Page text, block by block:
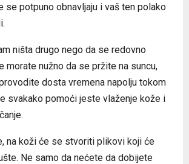
se potpuno obnavljaju i vaš ten polako
ništa drugo nego da se redovno
morate nužno da se pržite na suncu,
dosta vremena napolju tokom
svakako pomoći jeste vlaženje kože i
na koži će se stvoriti plikovi koji će
Ne samo da nećete da dobijete